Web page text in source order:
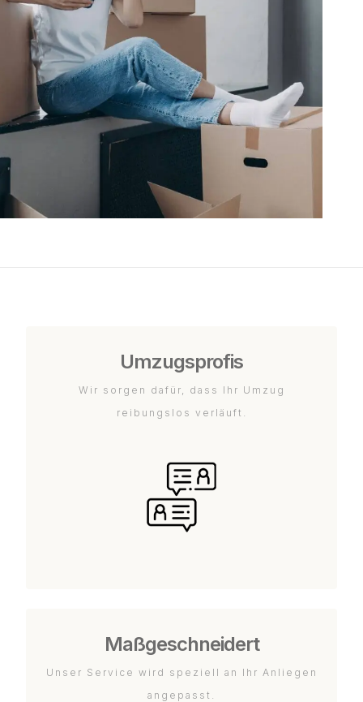
Umzugsprofis
Wir sorgen dafür, dass Ihr Umzug
reibungslos verläuft.
Maßgeschneidert
Unser Service wird speziell an Ihr Anliegen
angepasst.